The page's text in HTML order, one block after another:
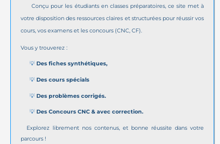
Conçu pour les étudiants en classes préparatoires, ce site met à
votre disposition des ressources claires et structurées pour réussir vos
cours, vos examens et les concours (CNC, CF).
Vous y trouverez :
💡 Des fiches synthétiques,
💡 Des cours spécials
💡 Des problèmes corrigés.
💡 Des Concours CNC & avec correction.
Explorez librement nos contenus, et bonne réussite dans votre
parcours !